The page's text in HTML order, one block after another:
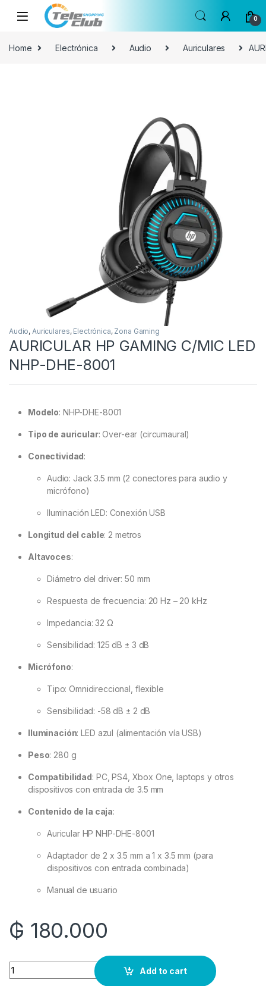
Skip to navigation
Skip to content
0
Home Electrónica Audio Auriculares
Audio, Auriculares, Electrónica, Zona Gaming
AURICULAR HP GAMING C/MIC LED
NHP-DHE-8001
Modelo: NHP-DHE-8001
Tipo de auricular:Over-ear (circumaural)
Conectividad:
Audio: Jack 3.5 mm (2 conectores para audio y
micrófono)
Iluminación LED: Conexión USB
Longitud del cable: 2 metros
Altavoces:
Diámetro del driver: 50 mm
Respuesta de frecuencia: 20 Hz – 20 kHz
Impedancia: 32 Ω
Sensibilidad: 125 dB ± 3 dB
Micrófono:
Tipo: Omnidireccional, flexible
Sensibilidad: -58 dB ± 2 dB
Iluminación:LED azul (alimentación vía USB)
Peso: 280 g
Compatibilidad: PC, PS4, Xbox One, laptops y otros
dispositivos con entrada de 3.5 mm
Contenido de la caja:
Auricular HP NHP-DHE-8001
Adaptador de 2 x 3.5 mm a 1 x 3.5 mm (para
dispositivos con entrada combinada)
Manual de usuario
₲ 180.000
Quantity
Add to cart